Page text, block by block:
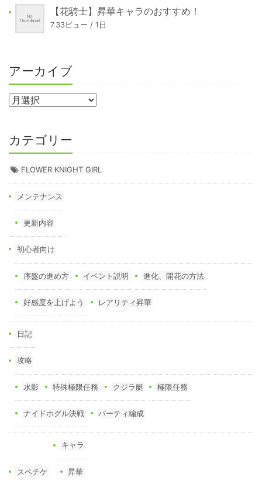
【花騎士】昇華キャラのおすすめ！
7.33ビュー / 1日
アーカイブ
カテゴリー
FLOWER KNIGHT GIRL
メンテナンス
更新内容
初心者向け
序盤の進め方 イベント説明 進化、開花の方法
好感度を上げよう レアリティ昇華
日記
攻略
水影 特殊極限任務 クジラ艇 極限任務
ナイドホグル決戦 パーティ編成
スペチケ
キャラ
昇華